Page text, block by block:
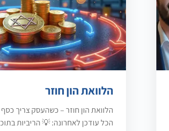
הלוואת הון חוזר
הלוואת הון חוזר – כשהעסק צריך
הכל עודכן לאחרונה: 💡 הריביות